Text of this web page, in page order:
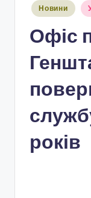
Опубліковано
Новини
Офіс
років